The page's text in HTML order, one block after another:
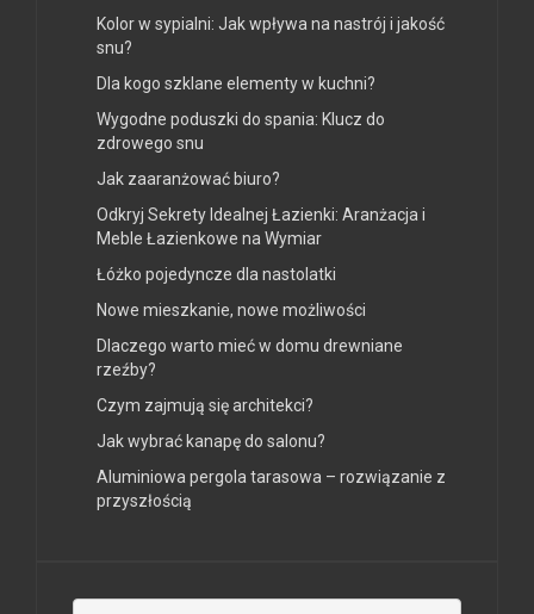
Kolor w sypialni: Jak wpływa na nastrój i jakość
snu?
Dla kogo szklane elementy w kuchni?
Wygodne poduszki do spania: Klucz do
zdrowego snu
Jak zaaranżować biuro?
Odkryj Sekrety Idealnej Łazienki: Aranżacja i
Meble Łazienkowe na Wymiar
Łóżko pojedyncze dla nastolatki
Nowe mieszkanie, nowe możliwości
Dlaczego warto mieć w domu drewniane
rzeźby?
Czym zajmują się architekci?
Jak wybrać kanapę do salonu?
Aluminiowa pergola tarasowa – rozwiązanie z
przyszłością